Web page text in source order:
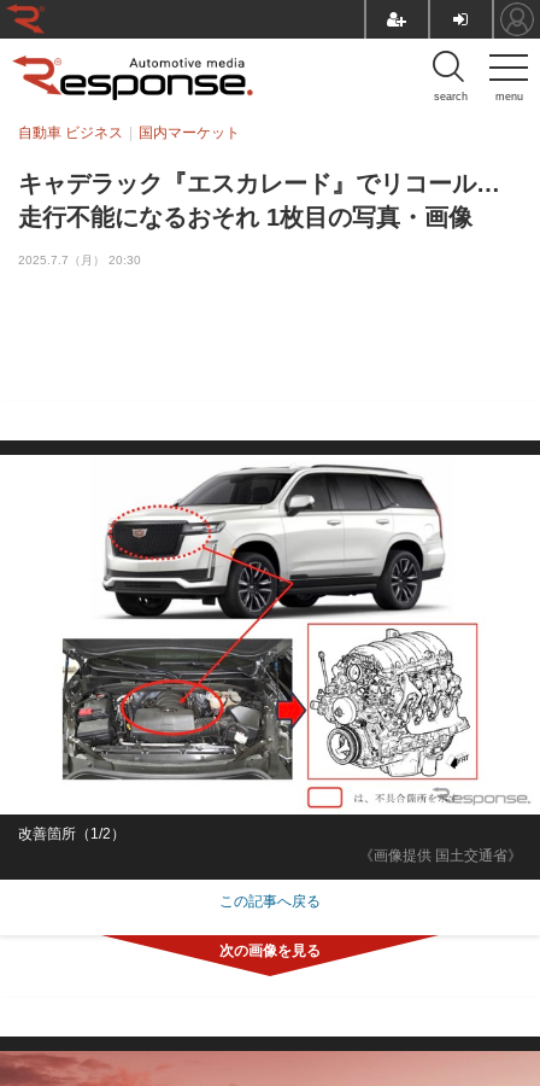
menu
search
キャデラック『エスカレード』でリコール…
走行不能になるおそれ 1枚目の写真・画像
自動車 ビジネス 国内マーケット
2025.7.7（月） 20:30
《画像提供 国土交通省》
改善箇所（1/2）
この記事へ戻る